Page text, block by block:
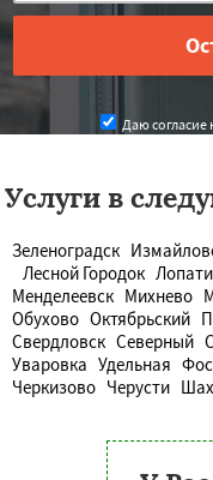
Даю
Услуги в
Зеленоградск
Лесной Городок
Менделеевск Михнево
Обухово Октябрьский
Свердловск Северный
Уваровка Удельная
Черкизово Черусти